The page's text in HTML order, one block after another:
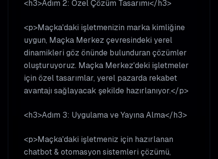
<h3>Adım 2: Özel Çözüm Tasarımı</h3>
<p>Maçka'daki işletmenizin marka kimliğine
uygun, Maçka Merkez çevresindeki yerel
dinamikleri göz önünde bulunduran çözümler
oluşturuyoruz. Maçka Merkez'deki işletmeler
için özel tasarımlar, yerel pazarda rekabet
avantajı sağlayacak şekilde hazırlanıyor.</p>
<h3>Adım 3: Uygulama ve Yayına Alma</h3>
<p>Maçka'daki işletmeniz için hazırlanan
chatbot & otomasyon sistemleri çözümü,